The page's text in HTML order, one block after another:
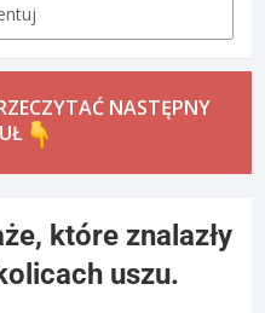
NASTĘPNY
które znalazły
uszu.